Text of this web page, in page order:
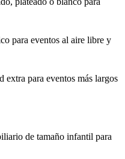
para eventos al aire libre y
extra para eventos más largos
de tamaño infantil para